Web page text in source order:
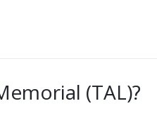
(TAL)?